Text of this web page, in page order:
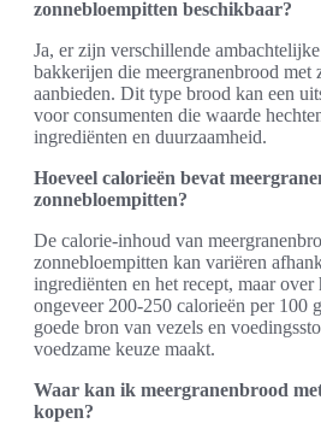
zonnebloempitten beschikbaar?
Ja, er zijn verschillende
bakkerijen die meergranenbrood met
aanbieden. Dit type brood kan een
voor consumenten die waarde
ingrediënten en duurzaamheid.
Hoeveel calorieën bevat
zonnebloempitten?
De calorie-inhoud van
zonnebloempitten kan variëren
ingrediënten en het recept, maar over
ongeveer 200-250 calorieën per 100
goede bron van vezels en
voedzame keuze maakt.
Waar kan ik meergranenbrood
kopen?